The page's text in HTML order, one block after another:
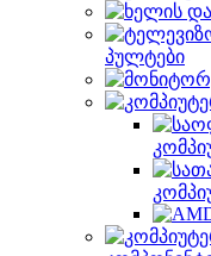
პულტები